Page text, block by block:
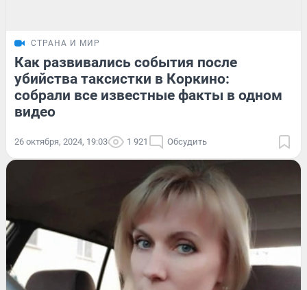
СТРАНА И МИР
Как развивались события после
убийства таксистки в Коркино:
собрали все известные факты в одном
видео
26 октября, 2024, 19:03 1 921 Обсудить